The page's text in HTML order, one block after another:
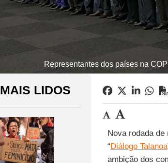
Representantes dos países na
MAIS LIDOS
Nova rodada
“Diálogo Talanoa
ambição dos